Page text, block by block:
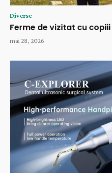
Diverse
Ferme de vizitat cu
mai 28, 2026